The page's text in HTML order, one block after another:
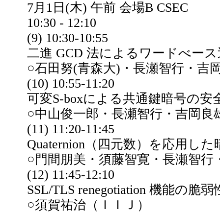
7月1日(木) 午前 会場B CSEC
10:30 - 12:10
(9) 10:30-10:55
二進 GCD 法によるワードべー
○石田努(青森大)・長瀬智行・吉
(10) 10:55-11:20
可変S-boxによる共通鍵暗号の
○中山俊一郎・長瀬智行・吉岡良
(11) 11:20-11:45
Quaternion（四元数）を応用し
○門間朋美・須藤智寛・長瀬智行
(12) 11:45-12:10
SSL/TLS renegotiation 機能の脆
○須賀祐治（ＩＩＪ）